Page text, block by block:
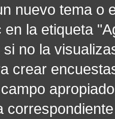
nuevo tema o
la etiqueta
no la
crear